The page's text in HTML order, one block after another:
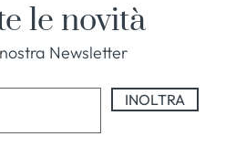
le novità
Newsletter
INOLTRA